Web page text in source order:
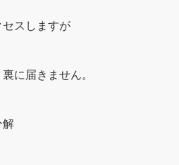
スしますが
に届きません。
解